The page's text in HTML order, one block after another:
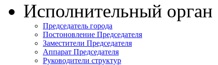
Исполнительный орган
Председатель города
Постоновление Председателя
Заместители Председателя
Аппарат Председателя
Руководители структур